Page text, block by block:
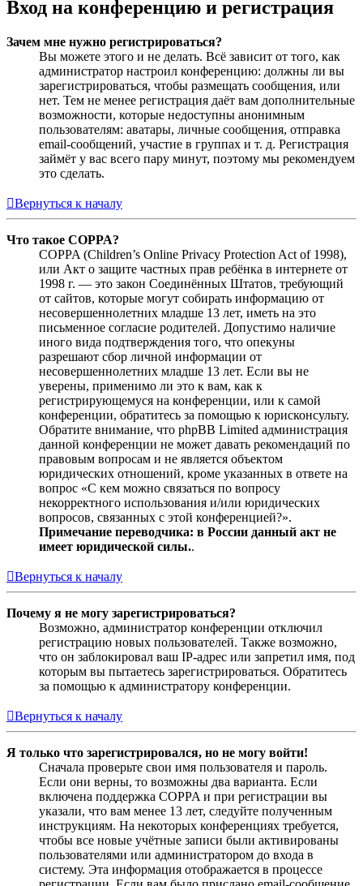
Вход на конференцию и регистрация
Зачем мне нужно регистрироваться?
Вы можете этого и не делать. Всё зависит от того, как
администратор настроил конференцию: должны ли вы
зарегистрироваться, чтобы размещать сообщения, или
нет. Тем не менее регистрация даёт вам дополнительные
возможности, которые недоступны анонимным
пользователям: аватары, личные сообщения, отправка
email-сообщений, участие в группах и т. д. Регистрация
займёт у вас всего пару минут, поэтому мы рекомендуем
это сделать.
Вернуться к началу
Что такое COPPA?
COPPA (Children’s Online Privacy Protection Act of 1998),
или Акт о защите частных прав ребёнка в интернете от
1998 г. — это закон Соединённых Штатов, требующий
от сайтов, которые могут собирать информацию от
несовершеннолетних младше 13 лет, иметь на это
письменное согласие родителей. Допустимо наличие
иного вида подтверждения того, что опекуны
разрешают сбор личной информации от
несовершеннолетних младше 13 лет. Если вы не
уверены, применимо ли это к вам, как к
регистрирующемуся на конференции, или к самой
конференции, обратитесь за помощью к юрисконсульту.
Обратите внимание, что phpBB Limited администрация
данной конференции не может давать рекомендаций по
правовым вопросам и не является объектом
юридических отношений, кроме указанных в ответе на
вопрос «С кем можно связаться по вопросу
некорректного использования и/или юридических
вопросов, связанных с этой конференцией?».
Примечание переводчика: в России данный акт не
имеет юридической силы..
Вернуться к началу
Почему я не могу зарегистрироваться?
Возможно, администратор конференции отключил
регистрацию новых пользователей. Также возможно,
что он заблокировал ваш IP-адрес или запретил имя, под
которым вы пытаетесь зарегистрироваться. Обратитесь
за помощью к администратору конференции.
Вернуться к началу
Я только что зарегистрировался, но не могу войти!
Сначала проверьте свои имя пользователя и пароль.
Если они верны, то возможны два варианта. Если
включена поддержка COPPA и при регистрации вы
указали, что вам менее 13 лет, следуйте полученным
инструкциям. На некоторых конференциях требуется,
чтобы все новые учётные записи были активированы
пользователями или администратором до входа в
систему. Эта информация отображается в процессе